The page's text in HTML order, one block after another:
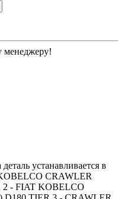
менеджеру!
устанавливается в
CRAWLER
2 - FIAT KOBELCO